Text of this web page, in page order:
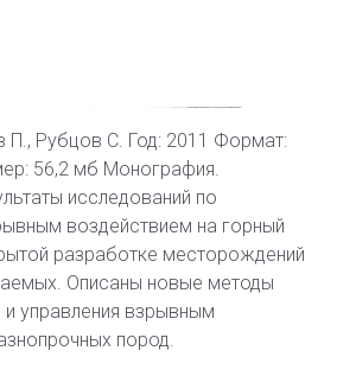
Рубцов С. Год: 2011 Формат:
56,2 мб Монография.
исследований по
воздействием на горный
разработке месторождений
Описаны новые методы
и управления взрывным
пород.